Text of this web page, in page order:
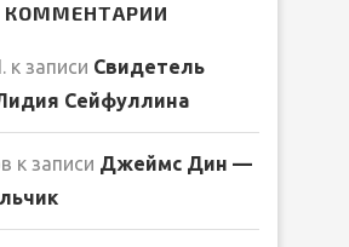
КОММЕНТАРИИ
к записи Свидетель
Сейфуллина
к записи Джеймс Дин —